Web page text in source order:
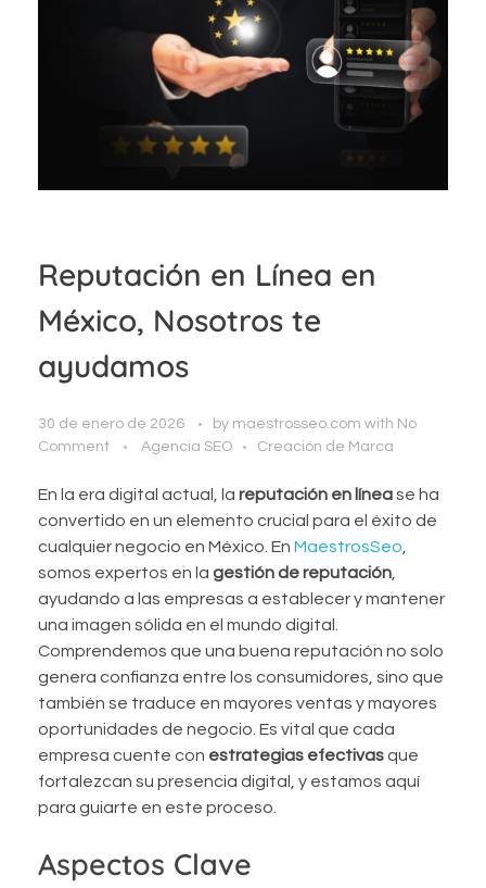
Reputación en Línea en
México, Nosotros te
ayudamos
30 de enero de 2026 by maestrosseo.com with No
Comment
Agencia SEO Creación de Marca
En la era digital actual, la reputación en línease ha
convertido en un elemento crucial para el éxito de
cualquier negocio en México. En MaestrosSeo,
somos expertos en la gestión de reputación,
ayudando a las empresas a establecer y mantener
una imagen sólida en el mundo digital.
Comprendemos que una buena reputación no solo
genera confianza entre los consumidores, sino que
también se traduce en mayores ventas y mayores
oportunidades de negocio. Es vital que cada
empresa cuente con estrategias efectivasque
fortalezcan su presencia digital, y estamos aquí
para guiarte en este proceso.
Aspectos Clave